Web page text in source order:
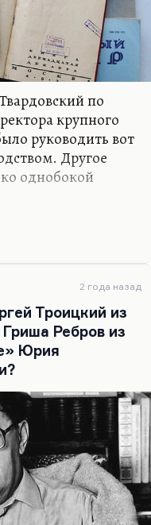
по
крупного
руководить вот
Другое
однобокой
границы своего
которого он не
оценит
и печатать
узость своего
как
Он говорил:«Ну…
2 года назад
Троицкий из
Ребров из
Юрия